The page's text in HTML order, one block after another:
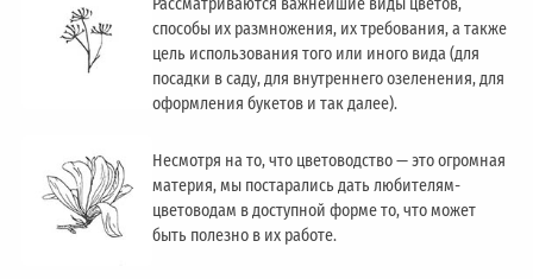
Рассматриваются важнейшие виды цветов,
способы их размножения, их требования, а также
цель использования того или иного вида (для
посадки в саду, для внутреннего озеленения, для
оформления букетов и так далее).
Несмотря на то, что цветоводство — это огромная
материя, мы постарались дать любителям-
цветоводам в доступной форме то, что может
быть полезно в их работе.